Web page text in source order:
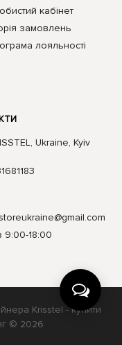
кабінет
замовлень
лояльності
Ukraine, Kyiv
9:00-18:00
Krisstel - купити
© 2026